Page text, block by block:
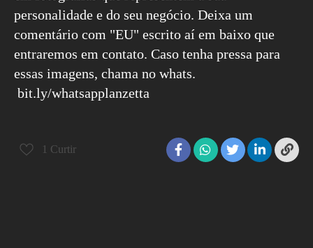
personalidade e do seu negócio. Deixa um
comentário com "EU" escrito aí em baixo que
entraremos em contato. Caso tenha pressa para
essas imagens, chama no whats.
bit.ly/whatsapplanzetta
1 Curtir